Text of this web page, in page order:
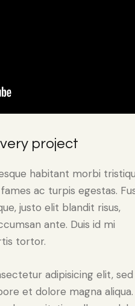
project
habitant morbi
ac turpis egestas.
justo elit blandit risus,
ante. Duis id mi
tortor.
adipisicing elit,
et dolore magna aliqua.